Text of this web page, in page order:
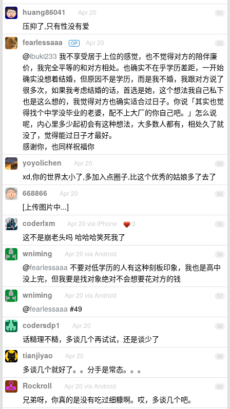
51
huang86041 Apr 20
压抑了,只有性没有爱
52
fearlessaaa OP Apr 20
@ibuki233 我不享受居于上位的感觉，也不觉得对方的陪伴廉
价，我完全平等的和对方相处。也确实不在乎学历差距，一开始
确实没想着结婚，但原因不是学历，而是我不婚，我跟对方说了
很多次，如果我考虑结婚的话，首选是她，这个想法我自己私下
也是这么想的，我觉得对方也确实适合过日子。你说「其实也觉
得找个中学没毕业的老婆，配不上大厂的你自己吧。」怎么说
呢，内心里多少起初会有这种想法，大多数人都有，相处久了就
没了，觉得能过日子才最好。
感谢你，也同样祝福你
53
yoyolichen Apr 20
xd,你的世界太小了,多加入点圈子,比这个优秀的姑娘多了去了
54
668866 Apr 20
[上传图片中...]
55
coderlxm Apr 20 via iPhone 3
这不是崩老头吗 哈哈哈笑死我了
56
wniming Apr 20 via Android
@fearlessaaa 不要对低学历的人有这种刻板印象，我也是高中
没上完，但我要是找对象绝对不会想要花对方的钱
57
wniming Apr 20 via Android
@fearlessaaa #49
58
codersdp1 Apr 20
话糙理不糙，多谈几个再试试，还是谈少了
59
tianjiyao Apr 20
多谈几个就好了。。分手是常态。。。
60
Rockroll Apr 20 via Android
兄弟呀，你真的是没有吃过细糠啊。哎，多谈几个吧。